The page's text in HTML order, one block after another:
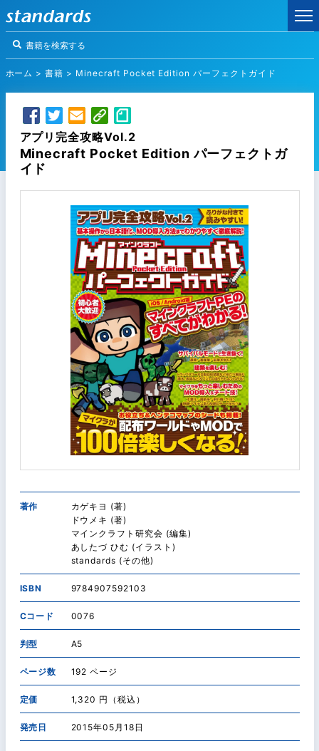
ホーム >書籍 > Minecraft Pocket Edition パーフェクトガイド
アプリ完全攻略Vol.2
Minecraft Pocket Edition パーフェクトガ
イド
著作
カゲキヨ (著)
ドウメキ (著)
マインクラフト研究会 (編集)
あしたづ ひむ (イラスト)
standards (その他)
ISBN 9784907592103
Cコード 0076
判型 A5
ページ数 192 ページ
定価 1,320 円（税込）
発売日 2015年05月18日